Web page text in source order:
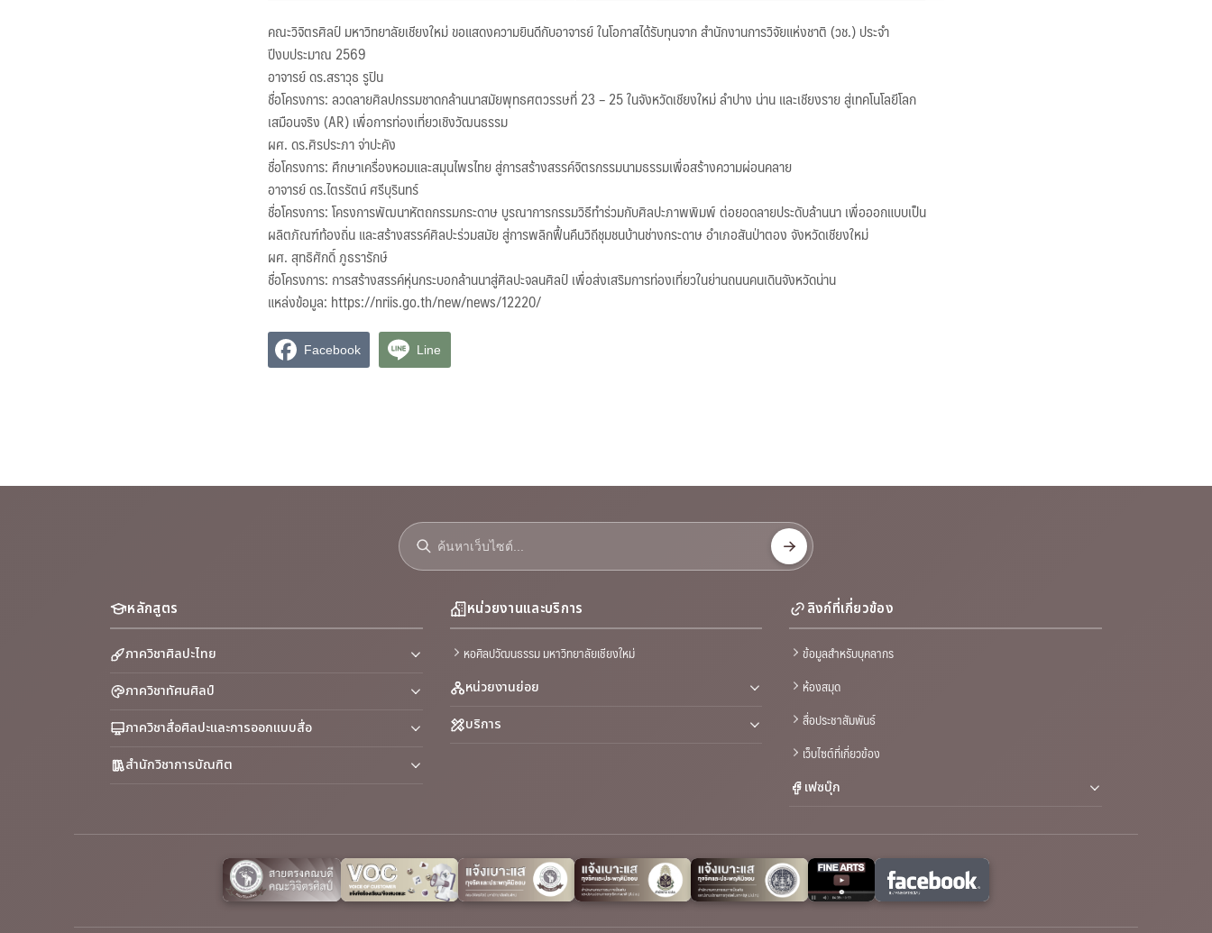
คณะวิจิตรศิลป์ มหาวิทยาลัยเชียงใหม่ ขอแสดงความยินดีกับอาจารย์ ในโอกาสได้รับทุนจาก สำนักงานการวิจัยแห่งชาติ (วช.) ประจำ
ปีงบประมาณ 2569
อาจารย์ ดร.สราวุธ รูปิน
ชื่อโครงการ: ลวดลายศิลปกรรมชาดกล้านนาสมัยพุทธศตวรรษที่ 23 – 25 ในจังหวัดเชียงใหม่ ลำปาง น่าน และเชียงราย สู่เทคโนโลยีโลก
เสมือนจริง (AR) เพื่อการท่องเที่ยวเชิงวัฒนธรรม
ผศ. ดร.ศิรประภา จ่าปะคัง
ชื่อโครงการ: ศึกษาเครื่องหอมและสมุนไพรไทย สู่การสร้างสรรค์จิตรกรรมนามธรรมเพื่อสร้างความผ่อนคลาย
อาจารย์ ดร.ไตรรัตน์ ศรีบุรินทร์
ชื่อโครงการ: โครงการพัฒนาหัตถกรรมกระดาษ บูรณาการกรรมวิธีทำร่วมกับศิลปะภาพพิมพ์ ต่อยอดลายประดับล้านนา เพื่อออกแบบเป็น
ผลิตภัณฑ์ท้องถิ่น และสร้างสรรค์ศิลปะร่วมสมัย สู่การพลิกฟื้นคืนวิถีชุมชนบ้านช่างกระดาษ อำเภอสันป่าตอง จังหวัดเชียงใหม่
ผศ. สุทธิศักดิ์ ภูธรารักษ์
ชื่อโครงการ: การสร้างสรรค์หุ่นกระบอกล้านนาสู่ศิลปะจลนศิลป์ เพื่อส่งเสริมการท่องเที่ยวในย่านถนนคนเดินจังหวัดน่าน
แหล่งข้อมูล: https://nriis.go.th/new/news/12220/
Facebook Line
หลักสูตร
ภาควิชาศิลปะไทย
ภาควิชาทัศนศิลป์
ภาควิชาสื่อศิลปะและการออกแบบสื่อ
สำนักวิชาการบัณฑิต
หน่วยงานและบริการ
หอศิลปวัฒนธรรม มหาวิทยาลัยเชียงใหม่
หน่วยงานย่อย
บริการ
ลิงก์ที่เกี่ยวข้อง
ข้อมูลสำหรับบุคลากร
ห้องสมุด
สื่อประชาสัมพันธ์
เว็บไซต์ที่เกี่ยวข้อง
เฟซบุ๊ก